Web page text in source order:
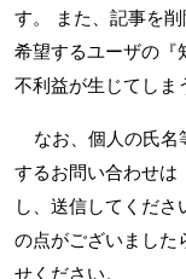
す。 また、記事を
希望するユーザの『
不利益が生じてしま
なお、個人の氏
するお問い合わせは
し、送信してくだ
の点がございました
せください。